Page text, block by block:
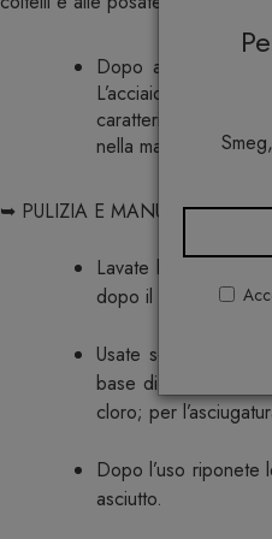
Dopo aver tolto le
L’acciaio impiegato
caratteristiche di
nella manutenzione.
➥ PULIZIA E MANUTENZIONE
Lavate le posate
dopo il lavaggio.
Usate solo detersivi
base di cloro o
cloro; per
Dopo l’uso
asciutto.